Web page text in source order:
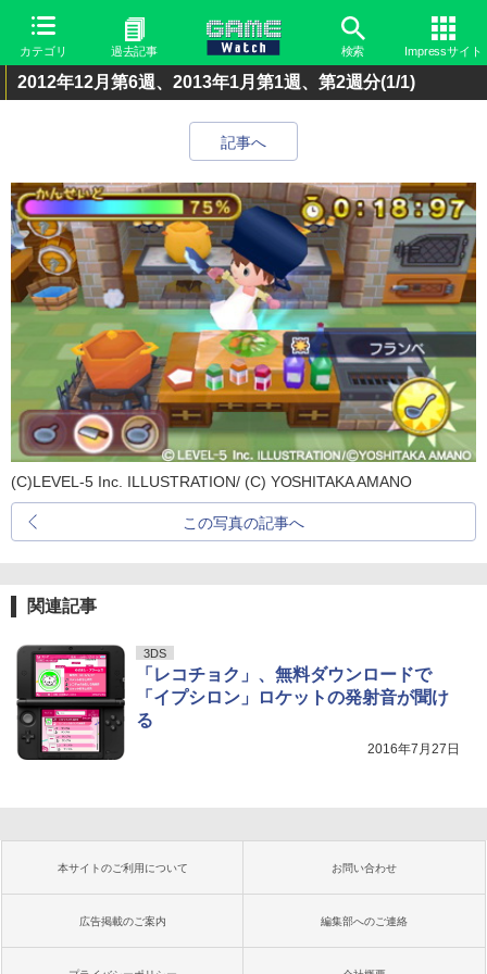
カテゴリ 過去記事 検索 Impressサイト
2012年12月第6週、2013年1月第1週、第2週分(1/1)
記事へ
(C)LEVEL-5 Inc. ILLUSTRATION/ (C) YOSHITAKA AMANO
この写真の記事へ
関連記事
3DS
「レコチョク」、無料ダウンロードで
「イプシロン」ロケットの発射音が聞け
る
2016年7月27日
本サイトのご利用について お問い合わせ
広告掲載のご案内 編集部へのご連絡